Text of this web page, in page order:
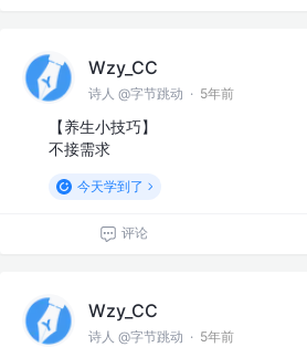
Wzy_CC
诗人 @字节跳动 · 5年前
【养生小技巧】
不接需求
今天学到了
评论
Wzy_CC
诗人 @字节跳动 · 5年前